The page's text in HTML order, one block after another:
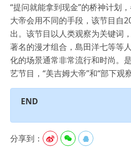
“提问就能拿到现金”的桥神计划
大帝会用不同的手段，该节目自
出。该节目以人类观察为关键词
著名的漫才组合，島田洋七等等
化的场景通常非常流行和时尚。
艺节目，“美吉姆大帝”和“部下观察
END
分享到：   